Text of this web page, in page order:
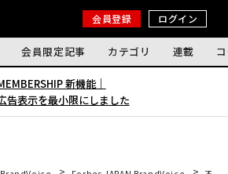
会員登録 ログイン
会員限定記事 カテゴリ 連載
新機能｜
告表示を最小限にしました